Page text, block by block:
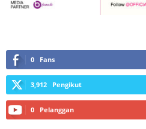
0 Fans
3,912 Pengikut
0 Pelanggan